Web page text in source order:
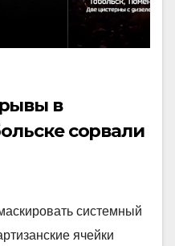
в
сорвали
системный
ячейки